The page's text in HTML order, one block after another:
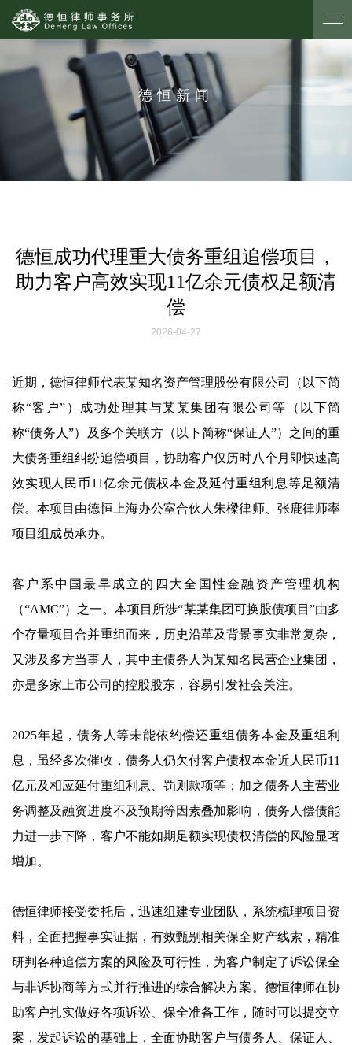
德恒新闻
德恒成功代理重大债务重组追偿项目，
助力客户高效实现11亿余元债权足额清
偿
2026-04-27
近期，德恒律师代表某知名资产管理股份有限公司（以下简
称“客户”）成功处理其与某某集团有限公司等（以下简
称“债务人”）及多个关联方（以下简称“保证人”）之间的重
大债务重组纠纷追偿项目，协助客户仅历时八个月即快速高
效实现人民币11亿余元债权本金及延付重组利息等足额清
偿。本项目由德恒上海办公室合伙人朱樑律师、张鹿律师率
项目组成员承办。
客户系中国最早成立的四大全国性金融资产管理机构
（“AMC”）之一。本项目所涉“某某集团可换股债项目”由多
个存量项目合并重组而来，历史沿革及背景事实非常复杂，
又涉及多方当事人，其中主债务人为某知名民营企业集团，
亦是多家上市公司的控股股东，容易引发社会关注。
2025年起，债务人等未能依约偿还重组债务本金及重组利
息，虽经多次催收，债务人仍欠付客户债权本金近人民币11
亿元及相应延付重组利息、罚则款项等；加之债务人主营业
务调整及融资进度不及预期等因素叠加影响，债务人偿债能
力进一步下降，客户不能如期足额实现债权清偿的风险显著
增加。
德恒律师接受委托后，迅速组建专业团队，系统梳理项目资
料，全面把握事实证据，有效甄别相关保全财产线索，精准
研判各种追偿方案的风险及可行性，为客户制定了诉讼保全
与非诉协商等方式并行推进的综合解决方案。德恒律师在协
助客户扎实做好各项诉讼、保全准备工作，随时可以提交立
案，发起诉讼的基础上，全面协助客户与债务人、保证人、